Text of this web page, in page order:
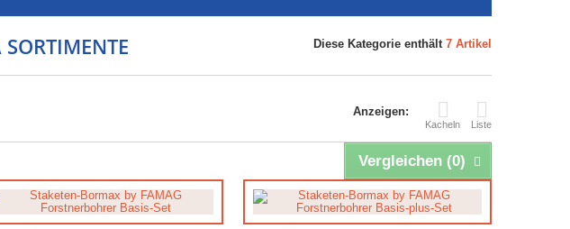
Diese Kategorie enthält 7 Artikel
Anzeigen:
Kacheln Liste
Vergleichen (0)